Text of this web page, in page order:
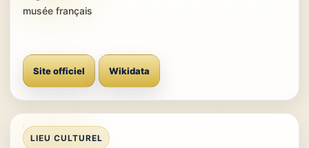
musée français
Site officiel Wikidata
LIEU CULTUREL